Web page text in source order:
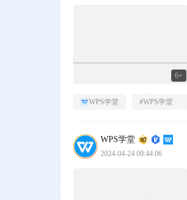
6+
WPS学堂 #WPS学堂
WPS学堂
2024-04-24 09:44:06